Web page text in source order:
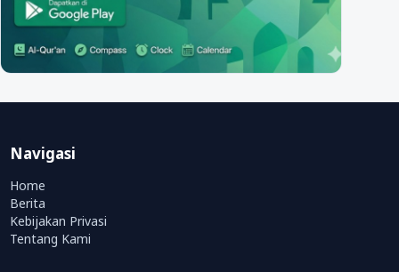
Navigasi
Home
Berita
Kebijakan Privasi
Tentang Kami